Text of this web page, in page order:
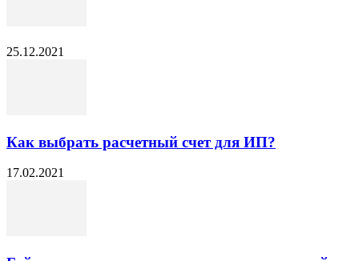
25.12.2021
Как выбрать расчетный счет для ИП?
17.02.2021